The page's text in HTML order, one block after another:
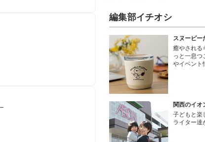
編集部イチオシ
スヌーピー
癒やされる
っと一息つ
やイベント
関西のイオ
子どもと楽
ライター達